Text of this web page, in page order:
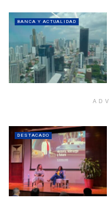
BANCA Y ACTUALIDAD
DESTACADO